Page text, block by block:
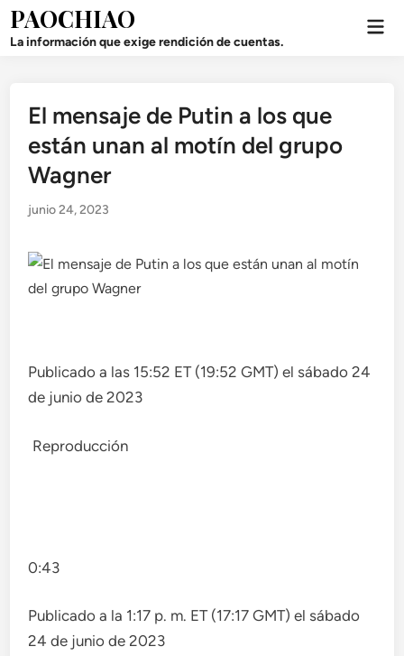
Saltar
contenido
PAOCHIAO
La información que exige rendición de cuentas.
Publicado
en
El mensaje de Putin a los que
están unan al motín del grupo
Wagner
junio 24, 2023
Publicado a las 15:52 ET (19:52 GMT) el sábado 24
de junio de 2023
Reproducción
0:43
Publicado a la 1:17 p. m. ET (17:17 GMT) el sábado
24 de junio de 2023